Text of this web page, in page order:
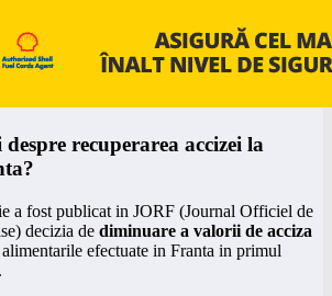
recuperarea accizei la
a fost publicat in JORF (Journal Officiel de
decizia de diminuare a valorii de acciza
efectuate in Franta in primul